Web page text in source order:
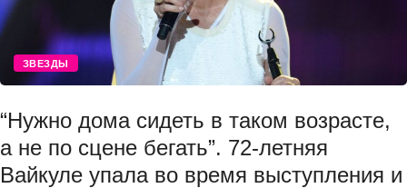
ЗВЕЗДЫ
“Нужно дома сидеть в таком возрасте,
а не по сцене бегать”. 72-летняя
Вайкуле упала во время выступления и